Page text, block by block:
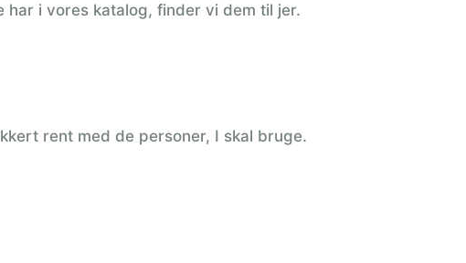
i vores katalog, finder vi dem til jer.
rent med de personer, I skal bruge.